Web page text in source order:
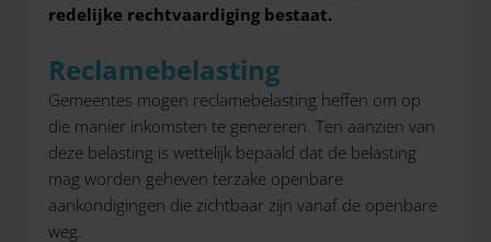
redelijke rechtvaardiging bestaat.
Reclamebelasting
Gemeentes mogen reclamebelasting heffen om op
die manier inkomsten te genereren. Ten aanzien van
deze belasting is wettelijk bepaald dat de belasting
mag worden geheven terzake openbare
aankondigingen die zichtbaar zijn vanaf de openbare
weg.